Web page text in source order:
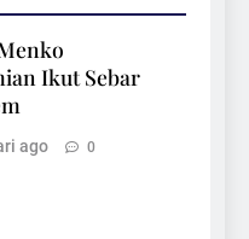
Ikut Sebar
ago 0